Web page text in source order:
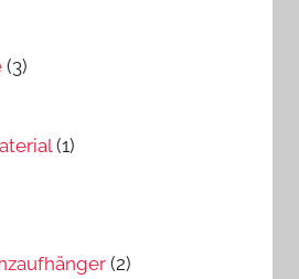
(3)
(1)
(2)